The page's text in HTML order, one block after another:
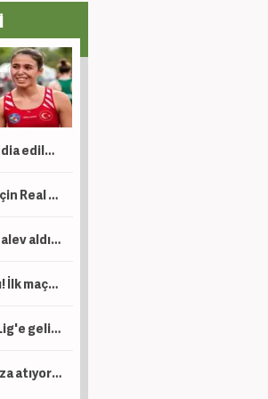
F.Bahçe ile anlaştığı iddia edilmişti! Hakan'dan açıklama
F.Bahçe yıldız oyuncu için Real Madrid ile anlaştı!
1. Lig ekibi transferde alev aldı! 15 futbolcuyu birden açıkladılar
1. Lig'de sezon başladı! İlk maçta 2-1 kazandılar
Romelu Lukaku Süper Lig'e geliyor mu? Beşiktaş ve Fenerbahçe detayı
Icardi yeni takımına imza atıyor! Ev bakmaya bile başladı